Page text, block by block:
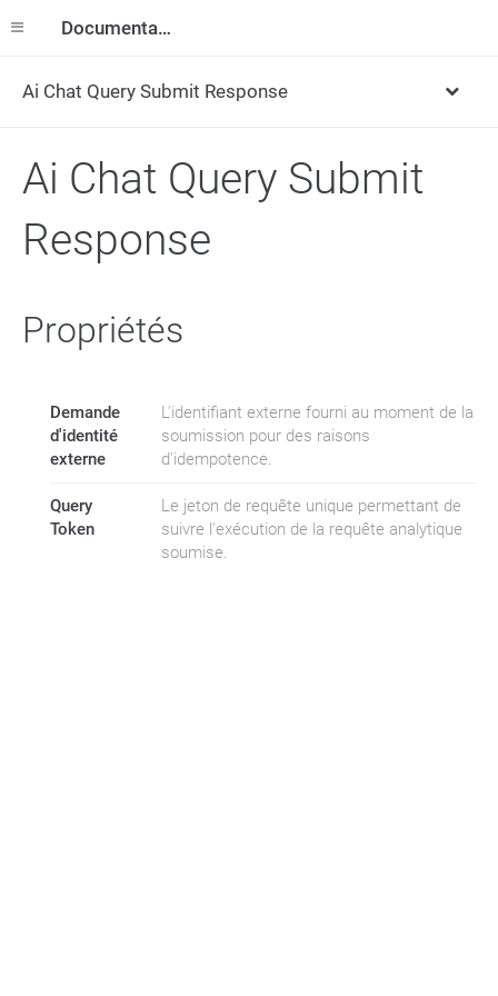
Documentation
Ai Chat Query Submit Response
Ai Chat Query Submit
Response
Propriétés
Demande
d'identité
externe
L'identifiant externe fourni au moment de la
soumission pour des raisons
d'idempotence.
Query
Token
Le jeton de requête unique permettant de
suivre l'exécution de la requête analytique
soumise.